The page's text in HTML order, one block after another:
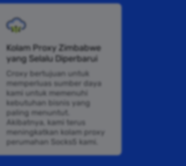
Kolam Proxy Zimbabwe
yang Selalu Diperbarui
Croxy bertujuan untuk
memperluas sumber daya
kami untuk memenuhi
kebutuhan bisnis yang
paling menuntut.
Akibatnya, kami terus
meningkatkan kolam proxy
perumahan Socks5 kami.